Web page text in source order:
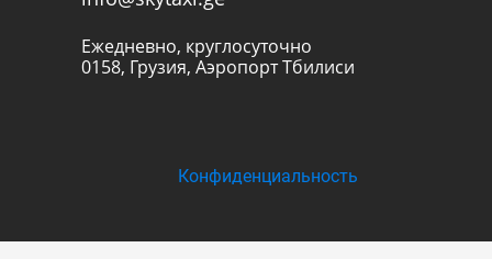
Ежедневно, круглосуточно
0158, Грузия, Аэропорт Тбилиси
Конфиденциальность